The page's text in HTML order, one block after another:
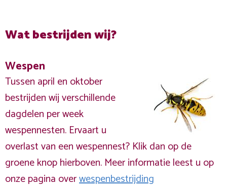
Wat bestrijden wij?
Wespen
Tussen april en oktober
bestrijden wij verschillende
dagdelen per week
wespennesten. Ervaart u
overlast van een wespennest? Klik dan op de
groene knop hierboven. Meer informatie leest u op
onze pagina overwespenbestrijding